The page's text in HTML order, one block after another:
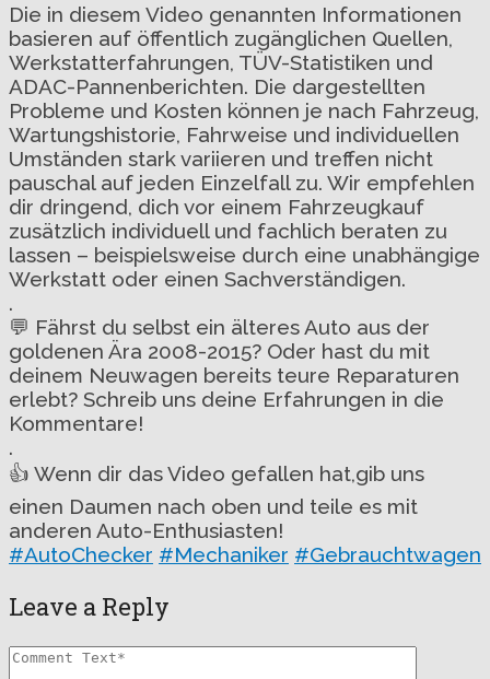
Die in diesem Video genannten Informationen
basieren auf öffentlich zugänglichen Quellen,
Werkstatterfahrungen, TÜV-Statistiken und
ADAC-Pannenberichten. Die dargestellten
Probleme und Kosten können je nach Fahrzeug,
Wartungshistorie, Fahrweise und individuellen
Umständen stark variieren und treffen nicht
pauschal auf jeden Einzelfall zu. Wir empfehlen
dir dringend, dich vor einem Fahrzeugkauf
zusätzlich individuell und fachlich beraten zu
lassen – beispielsweise durch eine unabhängige
Werkstatt oder einen Sachverständigen.
.
💬 Fährst du selbst ein älteres Auto aus der
goldenen Ära 2008-2015? Oder hast du mit
deinem Neuwagen bereits teure Reparaturen
erlebt? Schreib uns deine Erfahrungen in die
Kommentare!
.
👍 Wenn dir das Video gefallen hat,gib uns
einen Daumen nach oben und teile es mit
anderen Auto-Enthusiasten!
#AutoChecker #Mechaniker #Gebrauchtwagen
Leave a Reply